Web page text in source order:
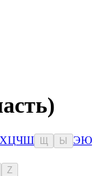
ХЦЧШ Ы ЭЮ
Z